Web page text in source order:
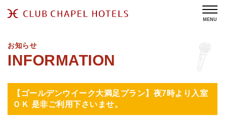
MENU
お知らせ
【ゴールデンウイーク大満足プラン】夜7時より入室
ＯＫ 是非ご利用下さいませ。